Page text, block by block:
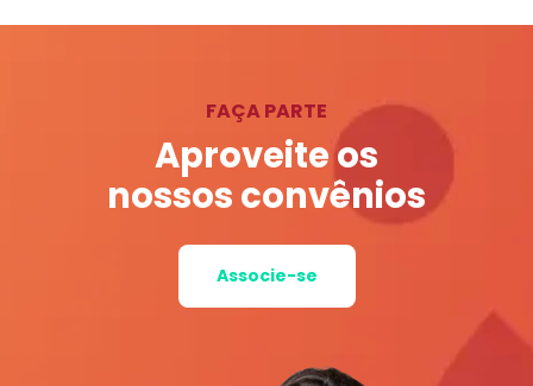
FAÇA PARTE
Aproveite os
nossos convênios
Associe-se